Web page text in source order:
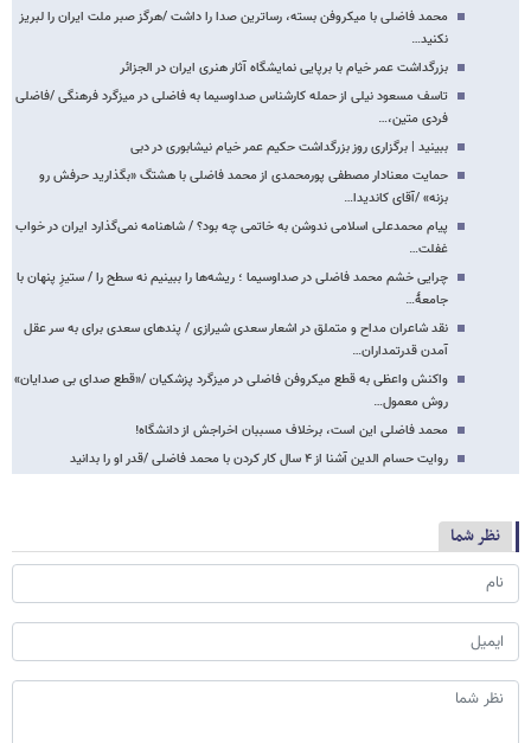
محمد فاضلی با میکروفن بسته، رساترین صدا را داشت /هرگز صبر ملت ایران را لبریز
نکنید…
بزرگداشت عمر خیام با برپایی نمایشگاه آثار هنری ایران در الجزائر
تاسف مسعود نیلی از حمله کارشناس صداوسیما به فاضلی در میزگرد فرهنگی /فاضلی
فردی متین،…
ببینید | برگزاری روز بزرگداشت حکیم عمر خیام نیشابوری در دبی
حمایت معنادار مصطفی پورمحمدی از محمد فاضلی با هشتگ «بگذارید حرفش رو
بزنه» /آقای کاندیدا…
پیام محمدعلی اسلامی ندوشن به خاتمی چه بود؟ / شاهنامه نمی‌گذارد ایران در خواب
غفلت…
چرایی خشم محمد فاضلی در صداوسیما ؛ ریشه‌ها را ببینیم نه سطح را / ستیزِ پنهان با
جامعهٔ…
نقد شاعران مداح و متملق در اشعار سعدی شیرازی / پندهای سعدی برای به سر عقل
آمدن قدرتمداران…
واکنش واعظی به قطع میکروفن فاضلی در میزگرد پزشکیان /«قطع صدای بی صدایان»
روش معمول…
محمد فاضلی این است، برخلاف مسببان اخراجش از دانشگاه!
روایت حسام الدین آشنا از ۴ سال کار کردن با محمد فاضلی /قدر او را بدانید
نظر شما